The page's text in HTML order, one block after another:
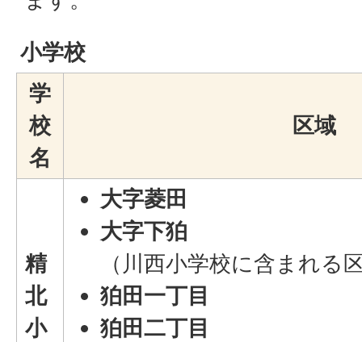
小学校
学
校
名
区域
精
北
小
大字菱田
大字下狛
（川西小学校に含まれる
狛田一丁目
狛田二丁目